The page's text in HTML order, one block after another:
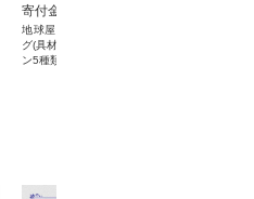
ット
寄付金額
地球屋オリジナル。フィリン
グ(具材)たっぷり入ったマフィ
ン5種類セットです。勿論、添